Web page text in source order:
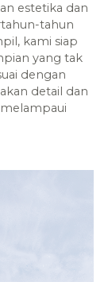
estetika dan
tahun
kami siap
yang tak
dengan
detail dan